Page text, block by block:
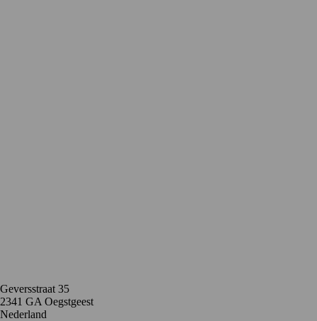
Geversstraat 35
2341 GA Oegstgeest
Nederland